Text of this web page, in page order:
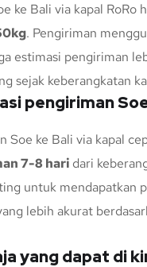
ke Bali via kapal RoRo
. Pengiriman
estimasi pengiriman
sejak keberangkatan
pengiriman
Soe ke Bali via kapal
7-8 hari dari
untuk mendapatkan
lebih akurat
yang dapat di